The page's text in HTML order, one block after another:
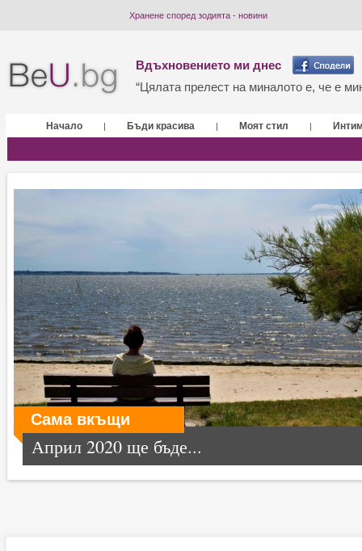
Хранене според зодията - новини
Вдъхновението ми днес
“Цялата прелест на миналото е, че е
Начало | Бъди красива | Моят стил |
Сама вкъщи
Април 2020 ще бъде...